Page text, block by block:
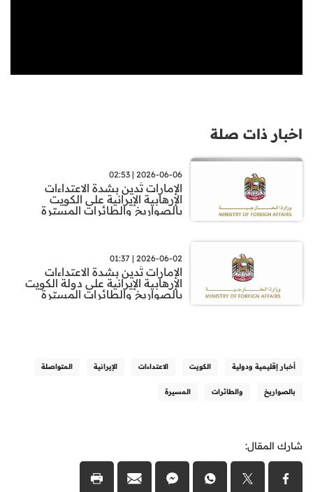
اخبار ذات صلة
2026-06-06 | 02:53
الإمارات تُدين بشدة الاعتداءات
الإرهابية الإيرانية على الكويت
بالصواريخ والطائرات المسيّرة
2026-06-02 | 01:37
الإمارات تُدين بشدة الاعتداءات
الإرهابية الإيرانية على دولة الكويت
بالصواريخ والطائرات المسيّرة
أخبار إقليمية ودولية الكويت الاعتداءات الإيرانية المتواصلة
بالصواريخ والطائرات المسيرة
شارك المقال: